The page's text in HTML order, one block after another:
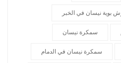
بوية نيسان في الخبر
سمكرة نيسان
سمكرة نيسان في الدمام